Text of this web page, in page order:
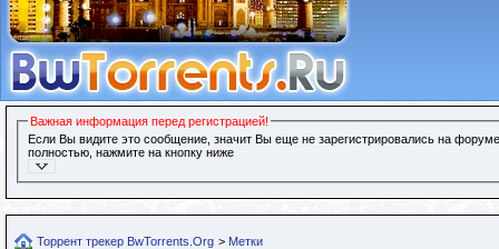
Важная информация перед регистрацией!
Если Вы видите это сообщение, значит Вы еще не зарегистрировались на
полностью, нажмите на кнопку ниже
Торрент трекер BwTorrents.Org > Метки